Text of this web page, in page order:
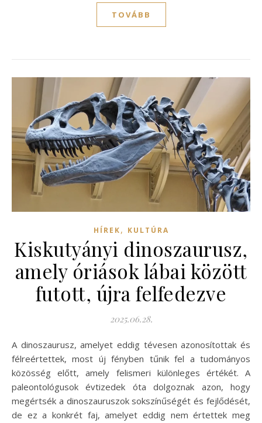
TOVÁBB
HÍREK, KULTÚRA
Kiskutyányi dinoszaurusz,
amely óriások lábai között
futott, újra felfedezve
2025.06.28.
A dinoszaurusz, amelyet eddig tévesen azonosítottak és
félreértettek, most új fényben tűnik fel a tudományos
közösség előtt, amely felismeri különleges értékét. A
paleontológusok évtizedek óta dolgoznak azon, hogy
megértsék a dinoszauruszok sokszínűségét és fejlődését,
de ez a konkrét faj, amelyet eddig nem értettek meg